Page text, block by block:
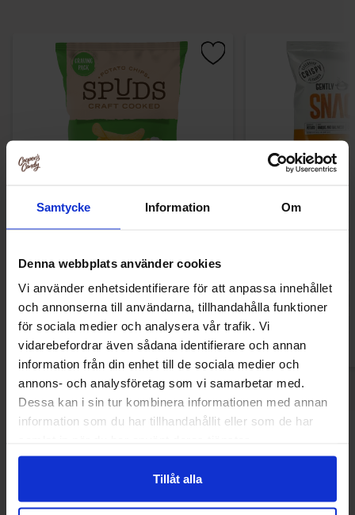
Samtycke Information Om
Denna webbplats använder cookies
Vi använder enhetsidentifierare för att anpassa innehållet
och annonserna till användarna, tillhandahålla funktioner
för sociala medier och analysera vår trafik. Vi
vidarebefordrar även sådana identifierare och annan
information från din enhet till de sociala medier och
annons- och analysföretag som vi samarbetar med.
Dessa kan i sin tur kombinera informationen med annan
information som du har tillhandahållit eller som de har
Tillåt alla
Onion 145g
Køb